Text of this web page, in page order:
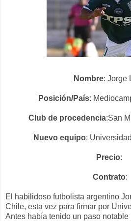
Nombre: Jorge
Posición/País:
Club de procedencia:San
Nuevo equipo:
Precio:
Contrato:
El habilidoso futbolista argentino
Chile, esta vez para firmar por
Antes había tenido un paso notable